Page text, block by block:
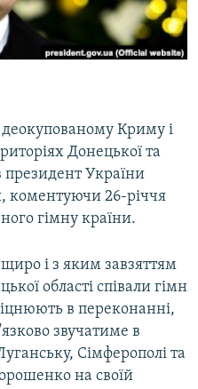
Криму і
Донецької та
президент України
коментуючи 26-річчя
гімну країни.
і з яким завзяттям
області співали гімн
в переконанні,
звучатиме в
Сімферополі та
на своїй